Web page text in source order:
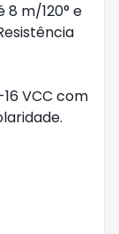
m/120° e
VCC com